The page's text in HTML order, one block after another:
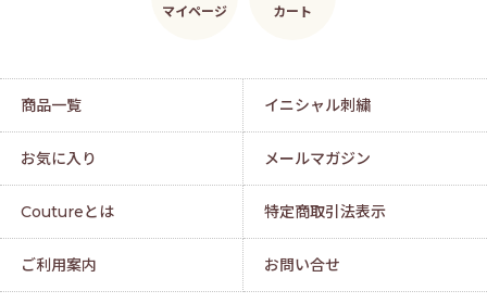
マイページ カート
商品一覧 イニシャル刺繍
お気に入り メールマガジン
Coutureとは 特定商取引法表示
ご利用案内 お問い合せ